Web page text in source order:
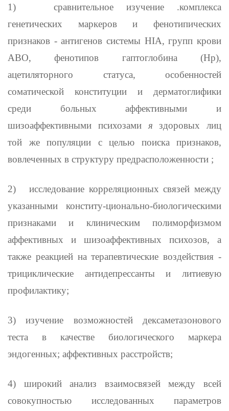
1)
сравнительное изучение .комплекса
генетических маркеров и фено­типических
признаков - антигенов системы HIA, групп крови
АВО, фенотипов гаптоглобина (Нр),
ацетиляторного статуса, особенностей
соматической конституции и дерматоглифики
среди больных аффектив­ными и
шизоаффективными психозами я здоровых лиц
той же популя­ции с целью поиска признаков,
вовлеченных в структуру предраспо­ложенности ;
2)
исследование корреляционных связей между
указанными конститу-ционально-биологическими
признаками и клиническим полиморфизмом
аффективных и шизоаффективных психозов, а
также реакцией на терапевтические воздействия -
трициклические антидепрессанты и литиевую
профилактику;
3) изучение возможностей дексаметазонового
теста в качестве биологического маркера
эндогенных; аффективных расстройств;
4) широкий анализ взаимосвязей между всей
совокупностью исследо­ванных параметров